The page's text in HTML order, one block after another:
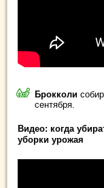
Брокколи
сентября.
Видео: когда
уборки урожая